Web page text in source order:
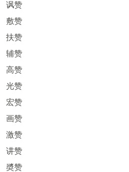
讽赞
敷赞
扶赞
辅赞
高赞
光赞
宏赞
画赞
激赞
讲赞
奬赞